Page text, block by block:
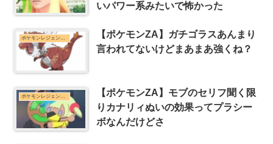
いパワー系みたいで怖かった
ポケモンレジェンズZ-Aまとめ
【ポケモンZA】ガチゴラスあんまり
言われてないけどまあまあ強くね？
【ポケモンZA】モブのセリフ聞く限
りカナリィぬいの効果ってプラシー
ボなんだけどさ